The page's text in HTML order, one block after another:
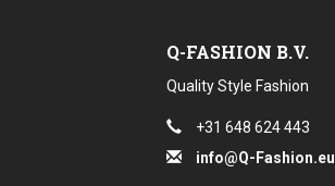
Q-FASHION B.V.
Quality Style Fashion
+31 648 624 443
info@Q-Fashion.eu